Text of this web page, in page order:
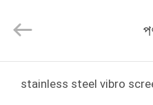
Reserved.
stainless steel vibro screen